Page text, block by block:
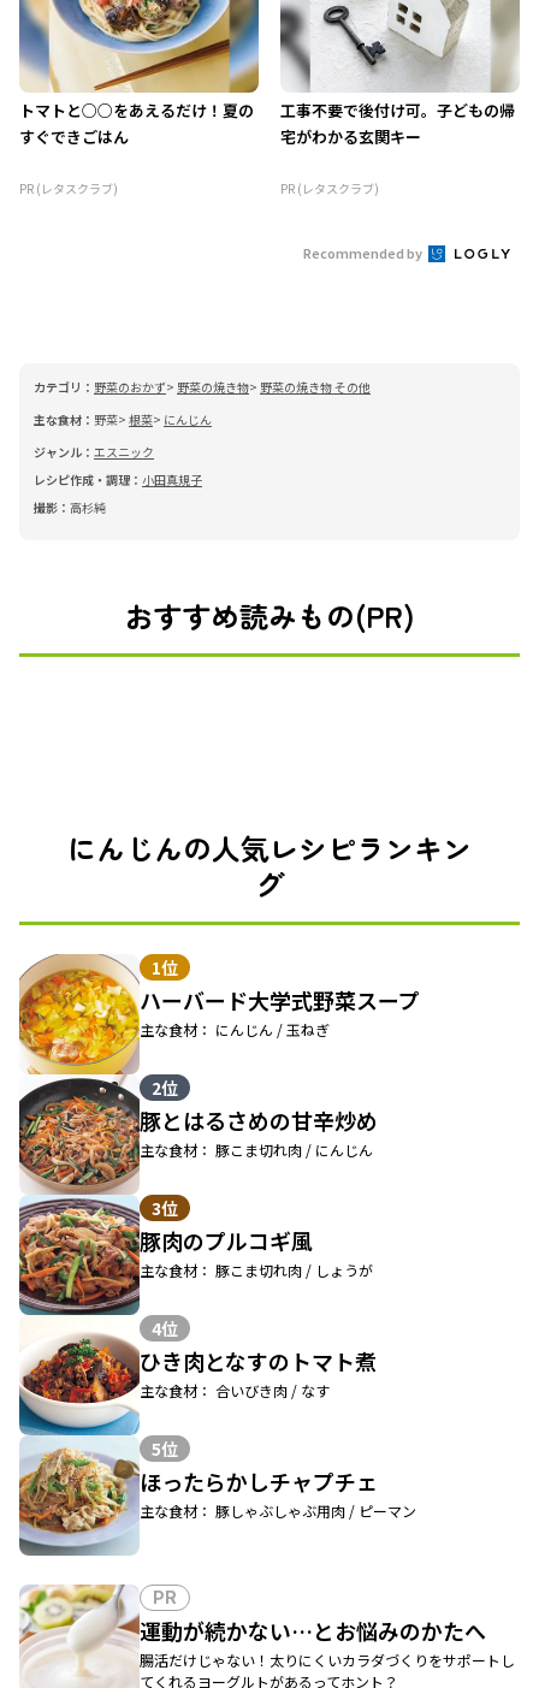
トマトと○○をあえるだけ！夏の
すぐできごはん
PR (レタスクラブ)
工事不要で後付け可。子どもの帰
宅がわかる玄関キー
PR (レタスクラブ)
Recommended by
カテゴリ： 野菜のおかず 野菜の焼き物
野菜の焼き物 その他
主な食材： 野菜 根菜
にんじん
ジャンル： エスニック
レシピ作成・調理： 小田真規子
撮影： 高杉純
おすすめ読みもの(PR)
にんじんの人気レシピランキン
グ
1位
ハーバード大学式野菜スープ
主な食材： にんじん / 玉ねぎ
2位
豚とはるさめの甘辛炒め
主な食材： 豚こま切れ肉 / にんじん
3位
豚肉のプルコギ風
主な食材： 豚こま切れ肉 / しょうが
4位
ひき肉となすのトマト煮
主な食材： 合いびき肉 / なす
5位
ほったらかしチャプチェ
主な食材： 豚しゃぶしゃぶ用肉 / ピーマン
PR
運動が続かない…とお悩みのかたへ
腸活だけじゃない！太りにくいカラダづくりをサポートし
てくれるヨーグルトがあるってホント？